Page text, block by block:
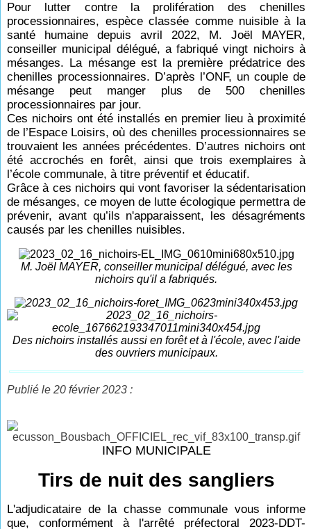
Pour lutter contre la prolifération des chenilles
processionnaires, espèce classée comme nuisible à la
santé humaine depuis avril 2022, M. Joël MAYER,
conseiller municipal délégué, a fabriqué vingt nichoirs à
mésanges. La mésange est la première prédatrice des
chenilles processionnaires. D’après l’ONF, un couple de
mésange peut manger plus de 500 chenilles
processionnaires par jour.
Ces nichoirs ont été installés en premier lieu à proximité
de l’Espace Loisirs, où des chenilles processionnaires se
trouvaient les années précédentes. D’autres nichoirs ont
été accrochés en forêt, ainsi que trois exemplaires à
l’école communale, à titre préventif et éducatif.
Grâce à ces nichoirs qui vont favoriser la sédentarisation
de mésanges, ce moyen de lutte écologique permettra de
prévenir, avant qu’ils n'apparaissent, les désagréments
causés par les chenilles nuisibles.
M. Joël MAYER, conseiller municipal délégué, avec les
nichoirs qu'il a fabriqués.
Des nichoirs installés aussi en forêt et à l'école, avec l'aide
des ouvriers municipaux.
Publié le 20 février 2023 :
INFO MUNICIPALE
Tirs de nuit des sangliers
L'adjudicataire de la chasse communale vous informe
que, conformément à l'arrêté préfectoral 2023-DDT-